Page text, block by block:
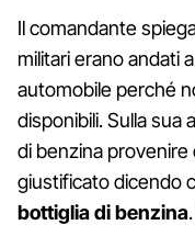
Il comandante
militari erano andati
automobile perché
disponibili. Sulla
di benzina provenire
giustificato dicendo
bottiglia di benzina